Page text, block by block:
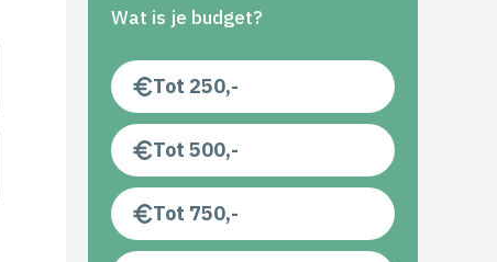
Wat is je budget?
Tot 250,-
Tot 500,-
Tot 750,-